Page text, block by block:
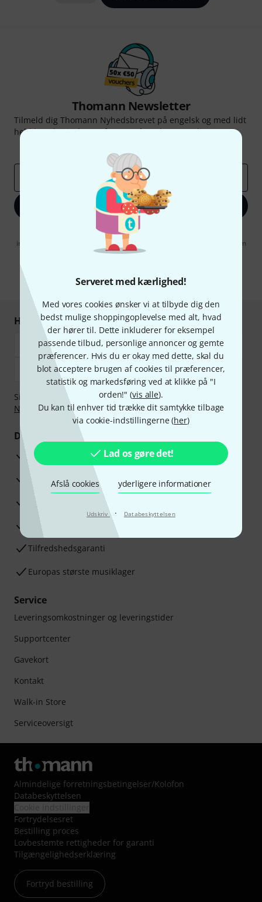
Serveret med kærlighed!
Med vores cookies ønsker vi at tilbyde dig den
bedst mulige shoppingoplevelse med alt, hvad
der hører til. Dette inkluderer for eksempel
passende tilbud, personlige annoncer og gemte
præferencer. Hvis du er okay med dette, skal du
blot acceptere brugen af cookies til præferencer,
statistik og markedsføring ved at klikke på "I
orden!" (vis alle).
Du kan til enhver tid trække dit samtykke tilbage
via cookie-indstillingerne (her)
Lad os gøre det!
Afslå cookies yderligere informationer
Udskriv · Databeskyttelsen
Thomann Newsletter
Tilmeld dig Thomann Nyhedsbrevet på engelsk og med lidt
held kan du vinde en af50 gavekorthver værdi50 €!
Tilmeld dig nu
Når jeg klikker på "Tilmeld dig nu", erklærer jeg mig samtidig
indforstået med at modtage e-mail-reklame. Dette tilsagn kan når som
helst trækkes tilbage. Find yderligere informationer i vores
* Obligatorisk felt
Handl og betal sikkert
Sikker betaling med Bankoverførsel, PayPal,
Nu
Klarna betaling i rater eller Kreditkort.
Dine fordele
3 års Thomann Garanti
30 dages money back garanti
Råd fra vores eksperter
Tilfredshedsgaranti
Europas største musiklager
Service
Leveringsomkostninger og leveringstider
Supportcenter
Gavekort
Kontakt
Walk-in Store
Serviceoversigt
Almindelige forretningsbetingelser/Kolofon
Databeskyttelsen
Fortrydelsesret
Bestilling proces
Lovbestemte rettigheder for garanti
Tilgængelighedserklæring
Fortryd bestilling